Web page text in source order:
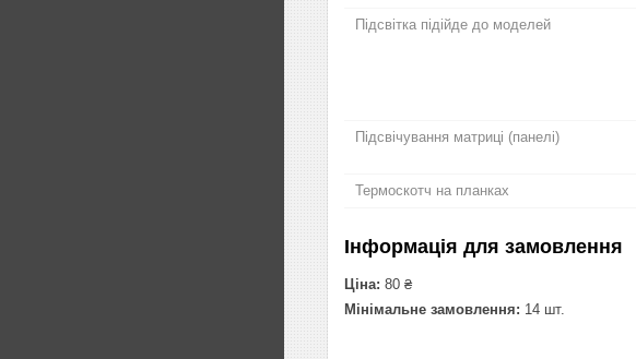
Підсвітка підійде до моделей
Підсвічування матриці (панелі)
Термоскотч на планках
Інформація для замовлення
Ціна: 80 ₴
Мінімальне замовлення: 14 шт.